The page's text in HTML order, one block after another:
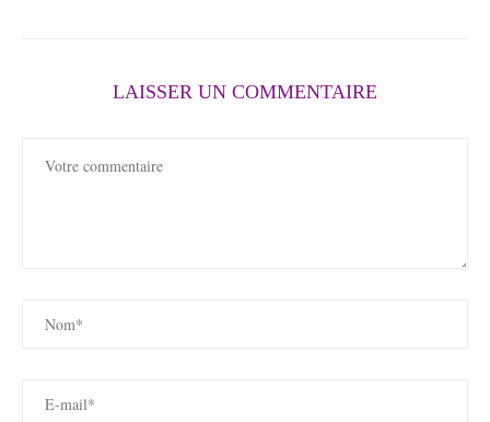
LAISSER UN COMMENTAIRE